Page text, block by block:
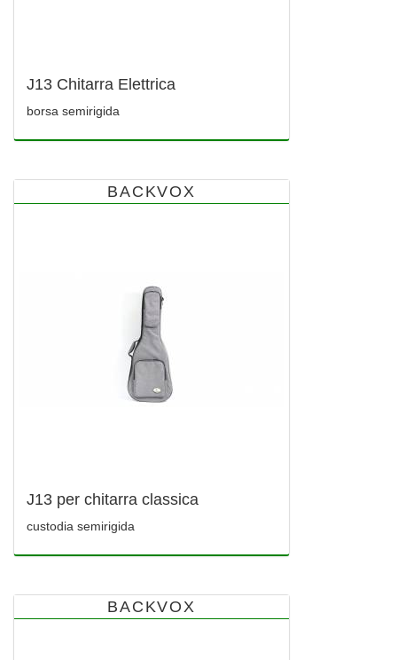
J13 Chitarra Elettrica
borsa semirigida
BACKVOX
J13 per chitarra classica
custodia semirigida
BACKVOX